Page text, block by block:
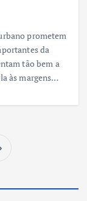
prometem
da
tão bem a
às margens…